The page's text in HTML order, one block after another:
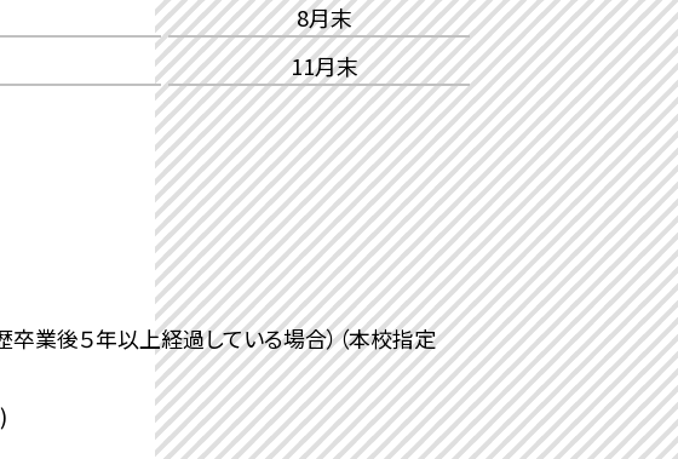
8月末
11月末
業後５年以上経過している場合）（本校指定